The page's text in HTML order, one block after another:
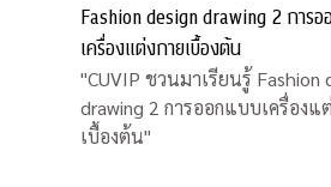
Fashion design drawing 2 การ
เครื่องแต่งกายเบื้องต้น
"CUVIP ชวนมาเรียนรู้ Fashion
drawing 2 การออกแบบเครื่องแ
เบื้องต้น"